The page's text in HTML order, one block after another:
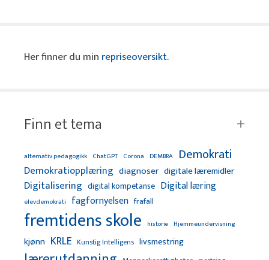
Her finner du min repriseoversikt.
Finn et tema
alternativ pedagogikk ChatGPT Corona DEMBRA Demokrati
Demokratiopplæring diagnoser digitale læremidler
Digitalisering digital kompetanse Digital læring
elevdemokrati fagfornyelsen frafall
fremtidens skole historie Hjemmeundervisning
kjønn KRLE Kunstig Intelligens livsmestring